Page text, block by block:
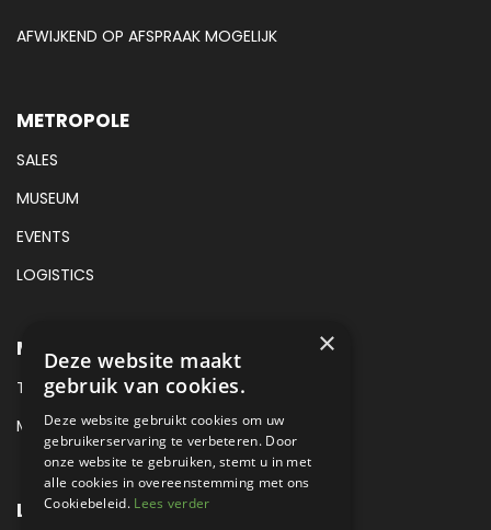
AFWIJKEND OP AFSPRAAK MOGELIJK
METROPOLE
SALES
MUSEUM
EVENTS
LOGISTICS
METROPOLE SALES CONTACT
TEL:+31 (0) 88 425 94 00
MAIL:SALES@METROPOLE.NL
LOCATIE
×
Deze website maakt
gebruik van cookies.
Deze website gebruikt cookies om uw
gebruikerservaring te verbeteren. Door
onze website te gebruiken, stemt u in met
alle cookies in overeenstemming met ons
Cookiebeleid. Lees verder